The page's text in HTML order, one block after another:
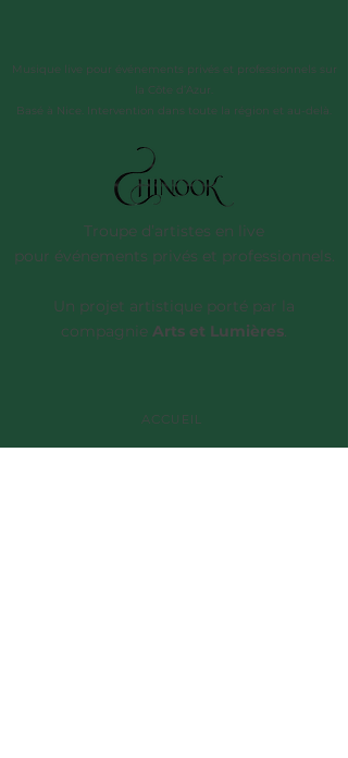
Musique live pour événements privés et professionnels sur
la Côte d’Azur.
Basé à Nice. Intervention dans toute la région et au-delà.
Troupe d’artistes en live
pour événements privés et professionnels.
Un projet artistique porté par la
compagnie Arts et Lumières.
ACCUEIL